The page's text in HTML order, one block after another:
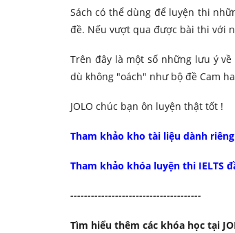
Sách có thể dùng để luyện thi
đề. Nếu vượt qua được bài thi với
Trên đây là một số những lưu ý
dù không "oách" như bộ đề Cam
JOLO chúc bạn ôn luyện thật tốt !
Tham khảo kho tài liệu dành
Tham khảo khóa luyện thi IELTS
--------------------------------------
Tìm hiểu thêm các khóa học tại